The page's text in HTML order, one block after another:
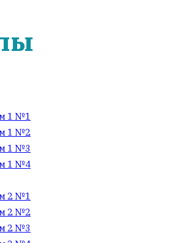
1 №1
1 №2
1 №3
1 №4
2 №1
2 №2
2 №3